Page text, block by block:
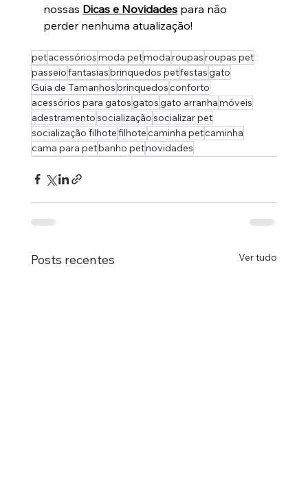
nossas Dicas e Novidades para não
perder nenhuma atualização!
petacessóriosmoda petmodaroupasroupas pet
passeiofantasiasbrinquedos petfestasgato
Guia de Tamanhosbrinquedosconforto
acessórios para gatosgatosgato arranhamóveis
adestramentosocializaçãosocializar pet
socialização filhotefilhotecaminha petcaminha
cama para petbanho petnovidades
Posts recentes Ver tudo